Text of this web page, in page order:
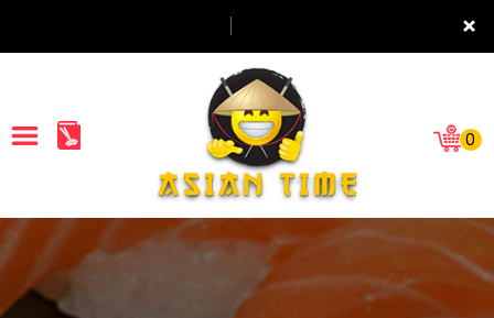
×
ACCUEIL
LA CARTE
0